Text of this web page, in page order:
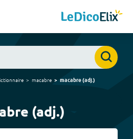
macabre macabre(adj.)
(adj.)